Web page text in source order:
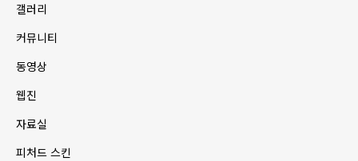
갤러리
커뮤니티
동영상
웹진
자료실
피처드 스킨